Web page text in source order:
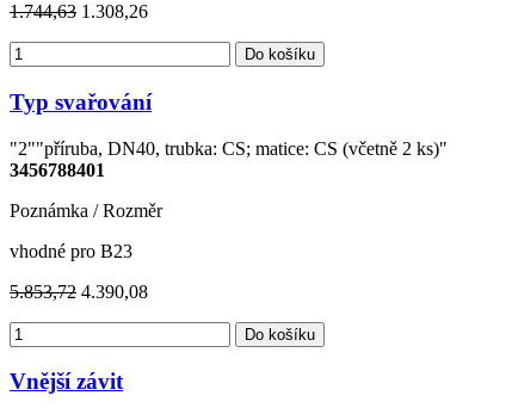
1.744,63 1.308,26
Do košíku
Typ svařování
"2""příruba, DN40, trubka: CS; matice: CS (včetně 2 ks)"
3456788401
Poznámka / Rozměr
vhodné pro B23
5.853,72 4.390,08
Do košíku
Vnější závit